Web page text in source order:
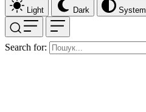
Light Dark System
Search for: